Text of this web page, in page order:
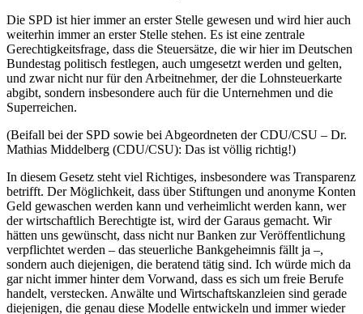
Die SPD ist hier immer an erster Stelle gewesen und wird hier auch
weiterhin immer an erster Stelle stehen. Es ist eine zentrale
Gerechtigkeitsfrage, dass die Steuersätze, die wir hier im Deutschen
Bundestag politisch festlegen, auch umgesetzt werden und gelten,
und zwar nicht nur für den Arbeitnehmer, der die Lohnsteuerkarte
abgibt, sondern insbesondere auch für die Unternehmen und die
Superreichen.
(Beifall bei der SPD sowie bei Abgeordneten der CDU/CSU – Dr.
Mathias Middelberg (CDU/CSU): Das ist völlig richtig!)
In diesem Gesetz steht viel Richtiges, insbesondere was Transparenz
betrifft. Der Möglichkeit, dass über Stiftungen und anonyme Konten
Geld gewaschen werden kann und verheimlicht werden kann, wer
der wirtschaftlich Berechtigte ist, wird der Garaus gemacht. Wir
hätten uns gewünscht, dass nicht nur Banken zur Veröffentlichung
verpflichtet werden – das steuerliche Bankgeheimnis fällt ja –,
sondern auch diejenigen, die beratend tätig sind. Ich würde mich da
gar nicht immer hinter dem Vorwand, dass es sich um freie Berufe
handelt, verstecken. Anwälte und Wirtschaftskanzleien sind gerade
diejenigen, die genau diese Modelle entwickeln und immer wieder